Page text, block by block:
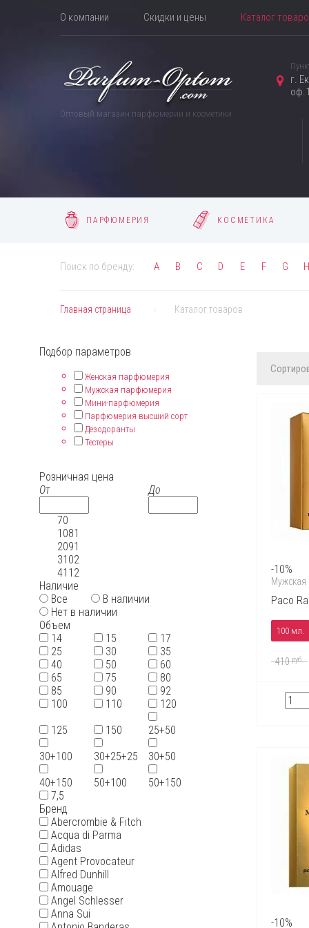
О компании Скидки и цены Каталог
Оптовый магазин парфюмерии и косметики
г.
ПАРФЮМЕРИЯ КОСМЕТИКА
Поиск по бренду: A B C D E F G H
Главная страница Каталог товаров
Подбор параметров
Женская парфюмерия
Мужская парфюмерия
Мини-парфюмерия
Парфюмерия высший сорт
Дезодоранты
Тестеры
Розничная цена
От
До
70
1081
2091
3102
4112
Наличие
Все
В наличии
Нет в наличии
Объем
14
15
17
25
30
35
40
50
60
65
75
80
85
90
92
100
110
120
125
150
25+50
30+100
30+25+25
30+50
40+150
50+100
50+150
7,5
Бренд
Abercrombie & Fitch
Acqua di Parma
Adidas
Agent Provocateur
Alfred Dunhill
Amouage
Angel Schlesser
Anna Sui
-10%
Paco
100 мл.
410руб.
-10%